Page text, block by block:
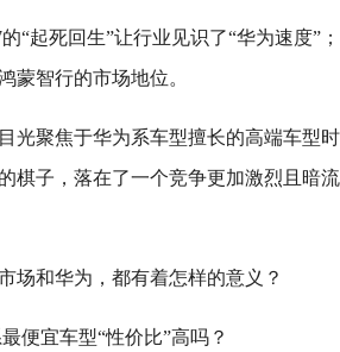
“起死回生”让行业见识了“华为速度”
蒙智行的市场地位。
光聚焦于华为系车型擅长的高端车型
棋子，落在了一个竞争更加激烈且
场和华为，都有着怎样的意义？
便宜车型“性价比”高吗？